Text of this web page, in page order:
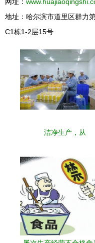
地址：哈尔滨市道里区群力
C1栋1-2层15号
洁净生产，从